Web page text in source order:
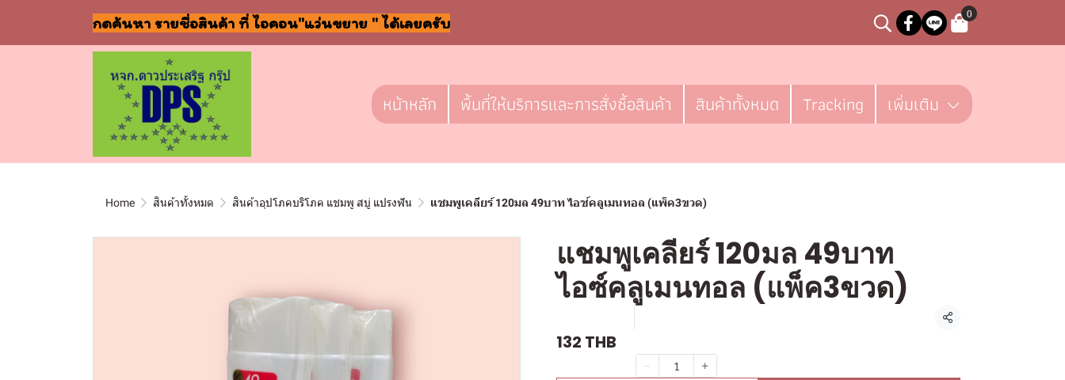
กดค้นหา รายชื่อสินค้า ที่ ไอคอน"แว่นขยาย " ได้เลยครับ
0
หน้าหลัก พื้นที่ให้บริการและการสั่งซื้อสินค้า สินค้าทั้งหมด Tracking เพิ่มเติม
Home สินค้าทั้งหมด สินค้าอุปโภคบริโภค แชมพู สบู่ แปรงฟัน แชมพูเคลียร์ 120มล 49บาท ไอซ์คลูเมนทอล (แพ็ค3ขวด)
แชมพูเคลียร์ 120มล 49บาท
ไอซ์คลูเมนทอล (แพ็ค3ขวด)
แชร์
132 THB